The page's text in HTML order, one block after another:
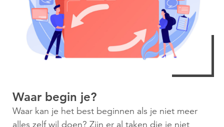
Waar begin je?
Waar kan je het best beginnen als je niet meer
alles zelf wil doen? Zijn er al taken die je niet